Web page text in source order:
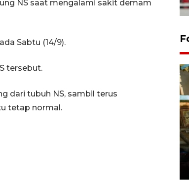
NS saat mengalami sakit demam
Sabtu (14/9).
tersebut.
dari tubuh NS, sambil terus
tetap normal.